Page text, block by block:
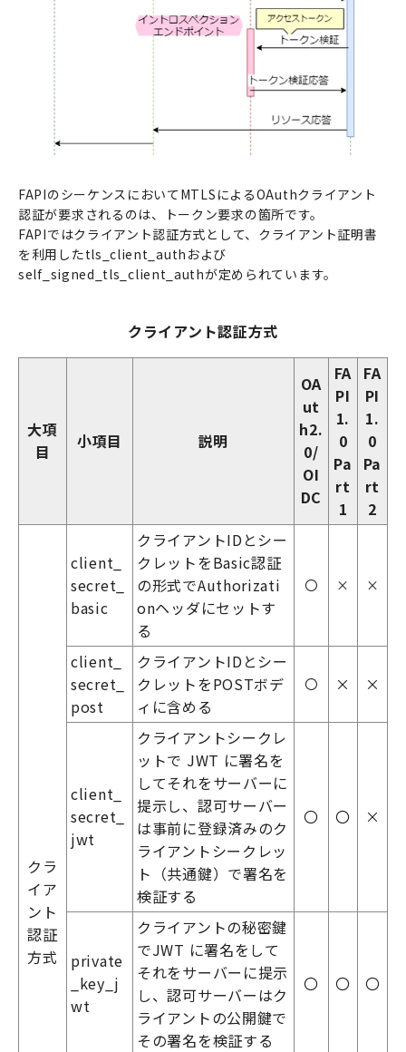
FAPIのシーケンスにおいてMTLSによるOAuthクライアント
認証が要求されるのは、トークン要求の箇所です。
FAPIではクライアント認証方式として、クライアント証明書
を利用したtls_client_authおよび
self_signed_tls_client_authが定められています。
クライアント認証方式
大項
目
小項目 説明
OA
ut
h2.
0/
OI
DC
FA
PI
1.
0
Pa
rt
1
FA
PI
1.
0
Pa
rt
2
クラ
イア
ント
認証
方式
client_
secret_
basic
クライアントIDとシー
クレットをBasic認証
の形式でAuthorizati
onヘッダにセットす
る
〇 × ×
client_
secret_
post
クライアントIDとシー
クレットをPOSTボデ
ィに含める
〇 × ×
client_
secret_
jwt
クライアントシークレ
ットで JWT に署名を
してそれをサーバーに
提示し、認可サーバー
は事前に登録済みのク
ライアントシークレッ
ト（共通鍵）で署名を
検証する
〇 〇 ×
private
_key_j
wt
クライアントの秘密鍵
でJWT に署名をして
それをサーバーに提示
し、認可サーバーはク
ライアントの公開鍵で
その署名を検証する
〇 〇 〇